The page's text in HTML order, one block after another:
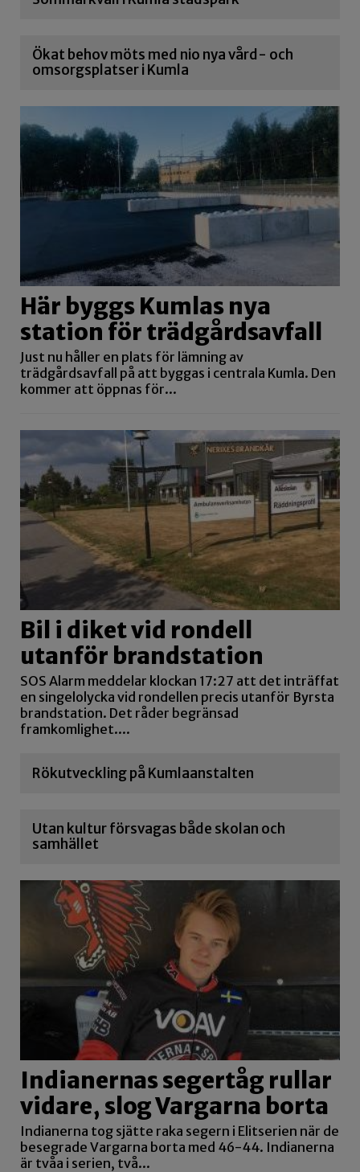
Ökat behov möts med nio nya vård- och
omsorgsplatser i Kumla
Här byggs Kumlas nya
station för trädgårdsavfall
Just nu håller en plats för lämning av
trädgårdsavfall på att byggas i centrala Kumla. Den
kommer att öppnas för...
Bil i diket vid rondell
utanför brandstation
SOS Alarm meddelar klockan 17:27 att det inträffat
en singelolycka vid rondellen precis utanför Byrsta
brandstation. Det råder begränsad
framkomlighet....
Rökutveckling på Kumlaanstalten
Utan kultur försvagas både skolan och
samhället
Indianernas segertåg rullar
vidare, slog Vargarna borta
Indianerna tog sjätte raka segern i Elitserien när de
besegrade Vargarna borta med 46-44. Indianerna
är tvåa i serien, två...